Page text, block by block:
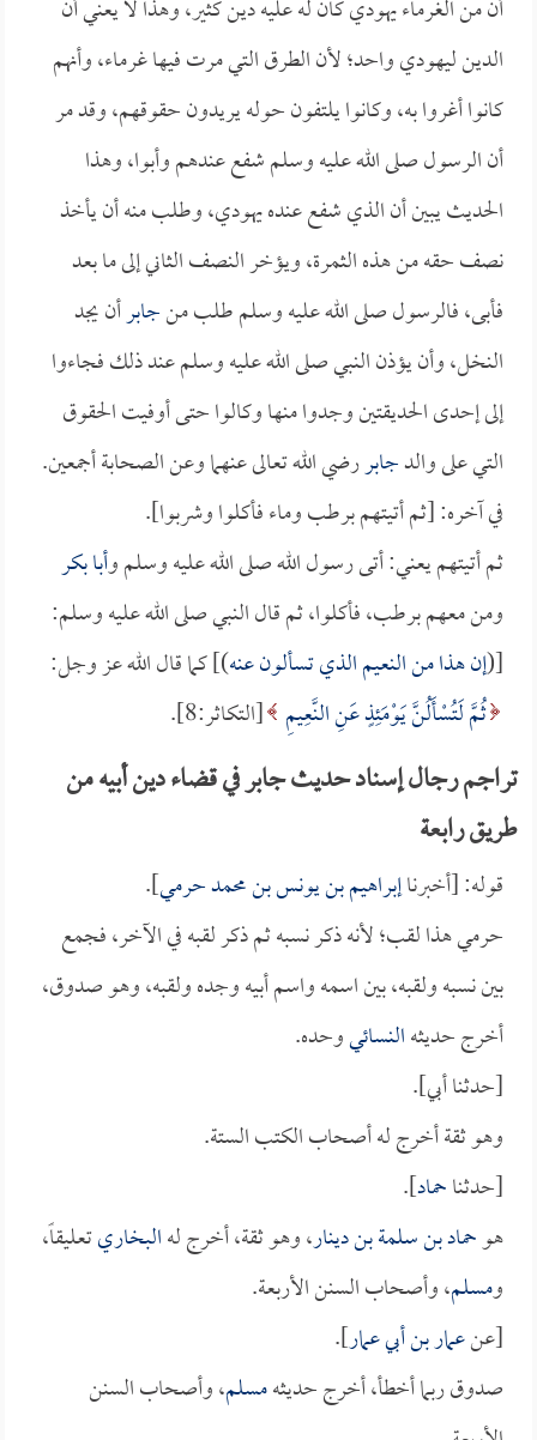
أن من الغرماء يهودي كان له عليه دين كثير، وهذا لا يعني أن
الدين ليهودي واحد؛ لأن الطرق التي مرت فيها غرماء، وأنهم
كانوا أغروا به، وكانوا يلتفون حوله يريدون حقوقهم، وقد مر
أن الرسول صلى الله عليه وسلم شفع عندهم وأبوا، وهذا
الحديث يبين أن الذي شفع عنده يهودي، وطلب منه أن يأخذ
نصف حقه من هذه الثمرة، ويؤخر النصف الثاني إلى ما بعد
فأبى، فالرسول صلى الله عليه وسلم طلب منجابرأن يجد
النخل، وأن يؤذن النبي صلى الله عليه وسلم عند ذلك فجاءوا
إلى إحدى الحديقتين وجدوا منها وكالوا حتى أوفيت الحقوق
التي على والدجابررضي الله تعالى عنهما وعن الصحابة أجمعين.
في آخره: [ثم أتيتهم برطب وماء فأكلوا وشربوا].
ثم أتيتهم يعني: أتى رسول الله صلى الله عليه وسلم وأبا بكر
ومن معهم برطب، فأكلوا، ثم قال النبي صلى الله عليه وسلم:
[(إن هذا من النعيم الذي تسألون عنه)] كما قال الله عز وجل:
ثُمَّ لَتُسْأَلُنَّ يَوْمَئِذٍ عَنِ النَّعِيمِ [التكاثر:8].
تراجم رجال إسناد حديث جابر في قضاء دين أبيه من
طريق رابعة
قوله: [أخبرناإبراهيم بن يونس بن محمد حرمي].
حرمي هذا لقب؛ لأنه ذكر نسبه ثم ذكر لقبه في الآخر، فجمع
بين نسبه ولقبه، بين اسمه واسم أبيه وجده ولقبه، وهو صدوق،
أخرج حديثهالنسائيوحده.
[حدثنا أبي].
وهو ثقة أخرج له أصحاب الكتب الستة.
[حدثناحماد].
هوحماد بن سلمة بن دينار، وهو ثقة، أخرج لهالبخاريتعليقاً،
ومسلم، وأصحاب السنن الأربعة.
[عنعمار بن أبي عمار].
صدوق ربما أخطأ، أخرج حديثهمسلم، وأصحاب السنن